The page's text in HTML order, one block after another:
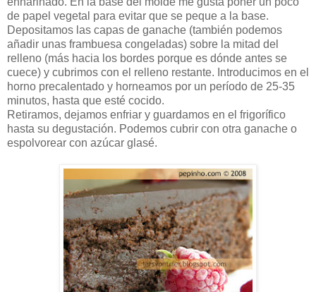
de papel vegetal para evitar que se peque a la base.
Depositamos las capas de ganache (también podemos
añadir unas frambuesa congeladas) sobre la mitad del
relleno (más hacia los bordes porque es dónde antes se
cuece) y cubrimos con el relleno restante. Introducimos en el
horno precalentado y horneamos por un período de 25-35
minutos, hasta que esté cocido.
Retiramos, dejamos enfriar y guardamos en el frigorífico
hasta su degustación. Podemos cubrir con otra ganache o
espolvorear con azúcar glasé.